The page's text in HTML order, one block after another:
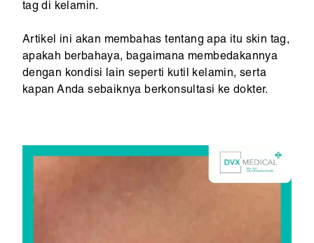
tag di kelamin.
Artikel ini akan membahas tentang apa itu skin tag,
apakah berbahaya, bagaimana membedakannya
dengan kondisi lain seperti kutil kelamin, serta
kapan Anda sebaiknya berkonsultasi ke dokter.